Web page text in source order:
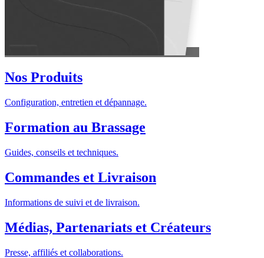
Nos Produits
Configuration, entretien et dépannage.
Formation au Brassage
Guides, conseils et techniques.
Commandes et Livraison
Informations de suivi et de livraison.
Médias, Partenariats et Créateurs
Presse, affiliés et collaborations.